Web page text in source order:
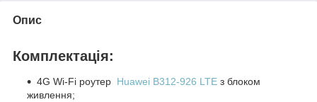
Опис
Комплектація:
4G Wi-Fi роутер Huawei B312-926 LTE з блоком
живлення;